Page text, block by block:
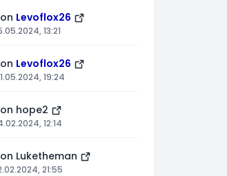
Levoflox26
13:21
Levoflox26
19:24
hope2
12:14
Luketheman
21:55